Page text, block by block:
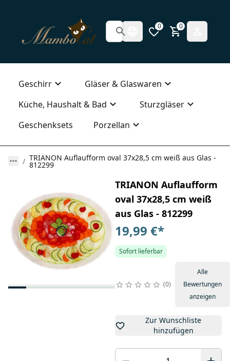
0 0
Geschirr
Gläser & Glaswaren
Küche, Haushalt & Bad
Sturzgläser
Geschenksets
Porzellan
TRIANON Auflaufform oval 37x28,5 cm weiß aus Glas -
812299
TRIANON Auflaufform
oval 37x28,5 cm weiß
aus Glas - 812299
19,99 €*
Sofort lieferbar
0
Alle
Bewertungen
anzeigen
Zur Wunschliste
hinzufügen